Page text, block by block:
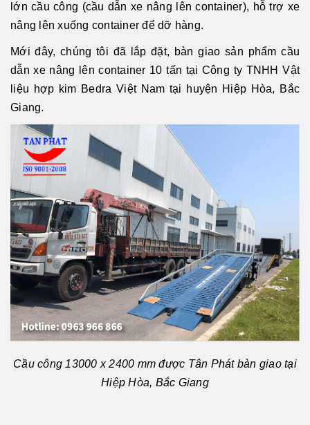
lớn cầu công (cầu dẫn xe nâng lên container), hỗ trợ xe
nâng lên xuống container để dỡ hàng.
Mới đây, chúng tôi đã lắp đặt, bàn giao sản phẩm cầu
dẫn xe nâng lên container 10 tấn tại Công ty TNHH Vật
liệu hợp kim Bedra Việt Nam tại huyện Hiệp Hòa, Bắc
Giang.
Cầu công 13000 x 2400 mm được Tân Phát bàn giao tại
Hiệp Hòa, Bắc Giang